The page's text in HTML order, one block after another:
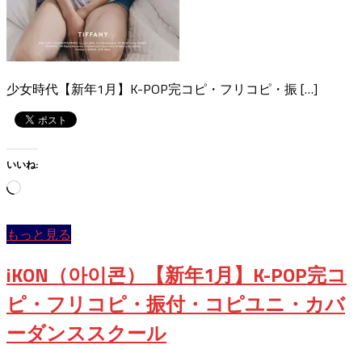
少女時代【新年1月】K-POP完コピ・フリコピ・振 […]
いいね:
読
込
み
中…
もっと見る
iKON（아이콘）【新年1月】K-POP完コ
ピ・フリコピ・振付・コピユニ・カバ
ーダンススクール